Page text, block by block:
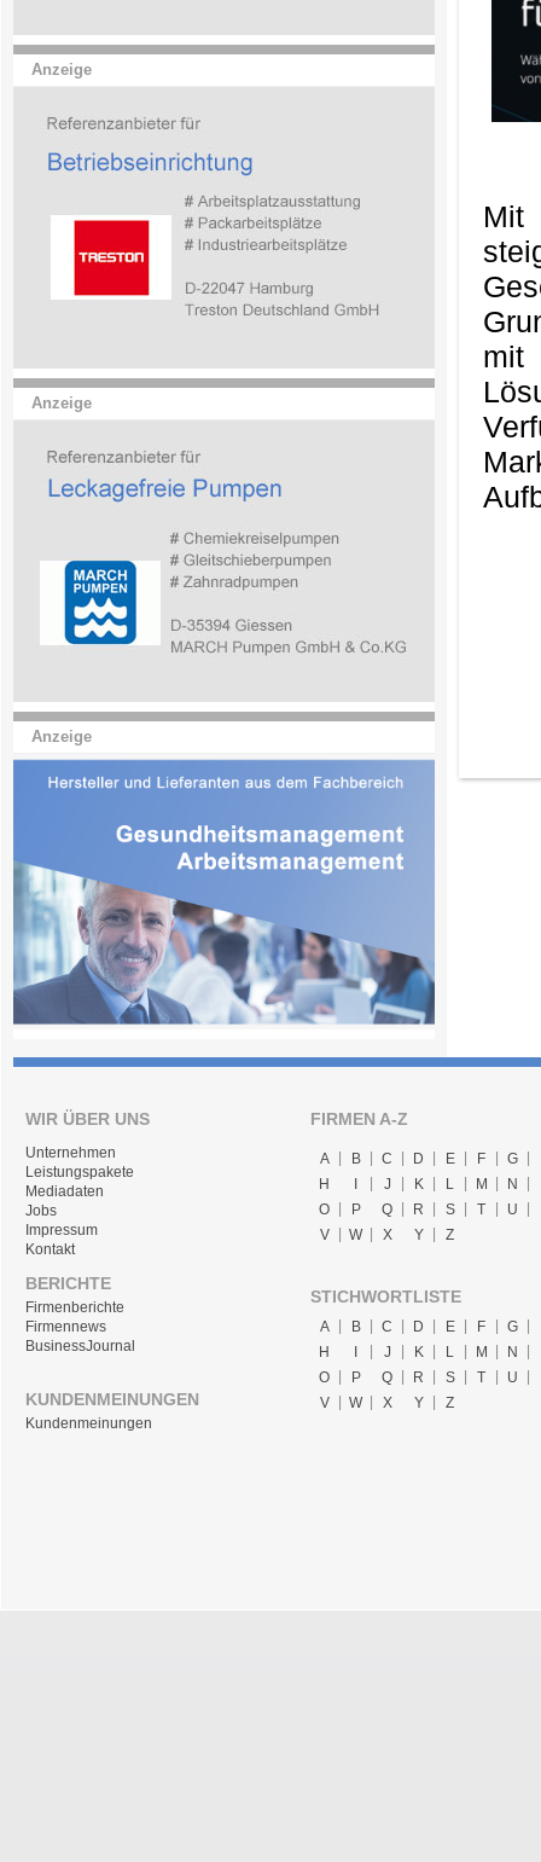
Anzeige
Anzeige
Anzeige
Mit
mit
WIR ÜBER UNS
Unternehmen
Leistungspakete
Mediadaten
Jobs
Impressum
Kontakt
BERICHTE
Firmenberichte
Firmennews
BusinessJournal
KUNDENMEINUNGEN
Kundenmeinungen
FIRMEN A-Z
A B C D E F
G
H
J K L M
N
O
P Q R S T
U
V
W X Y Z
STICHWORTLISTE
A B C D E F
G
H
I J K L M
N
O
P Q R S T
U
V
W X Y Z